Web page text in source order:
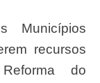
recursos
do